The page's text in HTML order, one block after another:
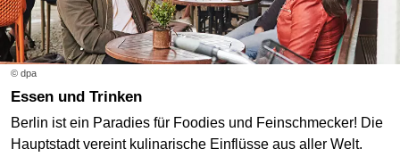
© dpa
Essen und Trinken
Berlin ist ein Paradies für Foodies und Feinschmecker! Die
Hauptstadt vereint kulinarische Einflüsse aus aller Welt.